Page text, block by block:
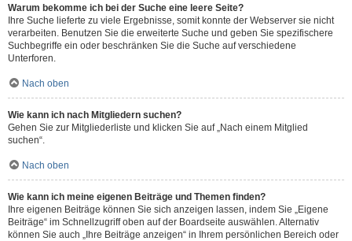
Warum bekomme ich bei der Suche eine leere Seite?
Ihre Suche lieferte zu viele Ergebnisse, somit konnte der Webserver sie nicht
verarbeiten. Benutzen Sie die erweiterte Suche und geben Sie spezifischere
Suchbegriffe ein oder beschränken Sie die Suche auf verschiedene
Unterforen.
Nach oben
Wie kann ich nach Mitgliedern suchen?
Gehen Sie zur Mitgliederliste und klicken Sie auf „Nach einem Mitglied
suchen“.
Nach oben
Wie kann ich meine eigenen Beiträge und Themen finden?
Ihre eigenen Beiträge können Sie sich anzeigen lassen, indem Sie „Eigene
Beiträge“ im Schnellzugriff oben auf der Boardseite auswählen. Alternativ
können Sie auch „Ihre Beiträge anzeigen“ in Ihrem persönlichen Bereich oder